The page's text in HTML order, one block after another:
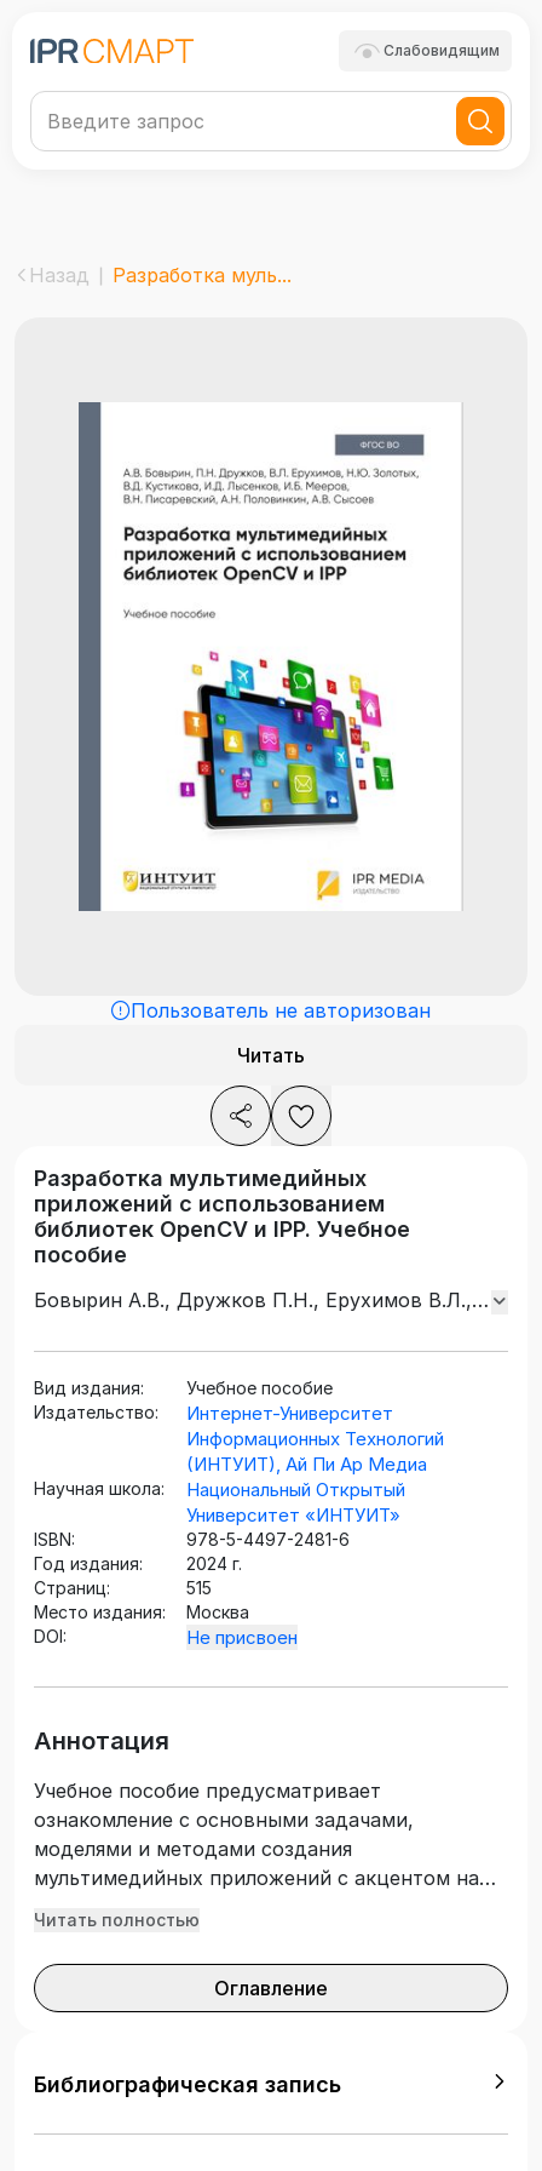
Слабовидящим
Назад Разработка муль...
Пользователь не авторизован
Читать
Разработка мультимедийных
приложений с использованием
библиотек OpenCV и IPP. Учебное
пособие
Бовырин А.В., Дружков П.Н., Ерухимов В.Л.,
Мееров И.Б., Писаревский В.Н., Половинкин
А.Н., Сысоев А.В.
Вид издания:
Учебное пособие
Издательство:
Интернет-Университет
Информационных Технологий
(ИНТУИТ), Ай Пи Ар Медиа
Научная школа:
Национальный Открытый
Университет «ИНТУИТ»
ISBN:
978-5-4497-2481-6
Год издания:
2024 г.
Страниц:
515
Место издания:
Москва
DOI:
Не присвоен
Аннотация
Учебное пособие предусматривает
ознакомление с основными задачами,
моделями и методами создания
мультимедийных приложений с акцентом на
задачи компьютерного зрения и машинного
расширяет кругозор студентов в части
алгоритмов решения ряда ключевых задач
формирует навыки решения практических
является ориентация на практическое
Читать полностью
Оглавление
Библиографическая запись